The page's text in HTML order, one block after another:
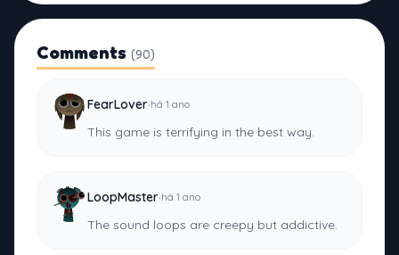
Comments (90)
FearLover·há 1 ano
This game is terrifying in the best way.
LoopMaster·há 1 ano
The sound loops are creepy but addictive.